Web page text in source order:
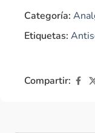
Categoría:
Etiquetas:
Compartir: